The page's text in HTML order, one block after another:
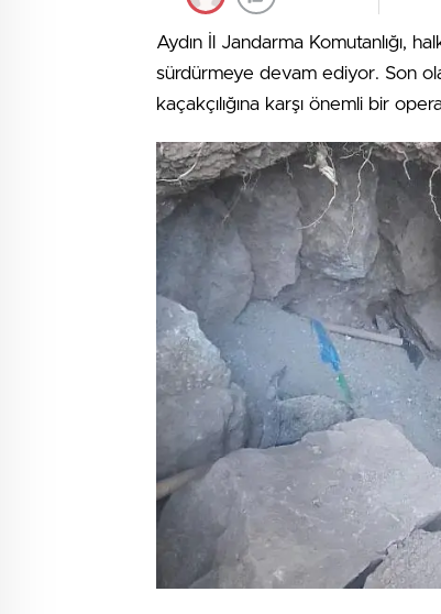
Aydın İl Jandarma Komutanlığı,
sürdürmeye devam ediyor. Son
kaçakçılığına karşı önemli bir